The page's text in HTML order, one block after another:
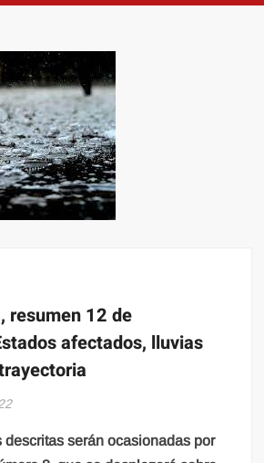
resumen 12 de
afectados, lluvias
descritas serán ocasionadas por